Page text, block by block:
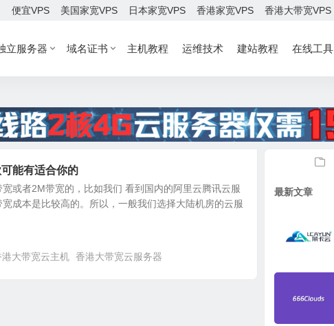
便宜VPS 美国家宽VPS 日本家宽VPS 香港家宽VPS 香港大带宽VPS
立服务器 域名证书 主机教程 运维技术 建站教程 在线工具
能有适合你的
或者2M带宽的，比如我们 看到国内的阿里云腾讯云服
成本是比较高的。所以，一般我们选择大陆机房的云服
港大带宽云主机 香港大带宽云服务器
最新文章